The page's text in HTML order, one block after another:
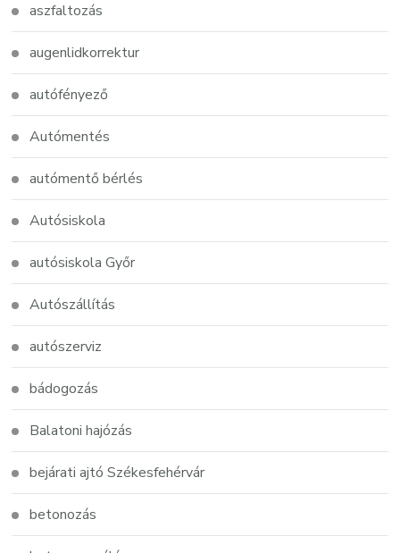
aszfaltozás
augenlidkorrektur
autófényező
Autómentés
autómentő bérlés
Autósiskola
autósiskola Győr
Autószállítás
autószerviz
bádogozás
Balatoni hajózás
bejárati ajtó Székesfehérvár
betonozás